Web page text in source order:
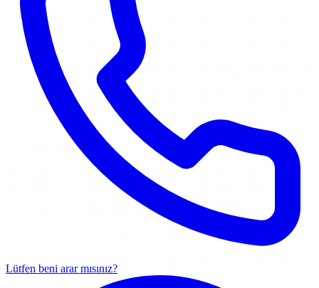
Lütfen beni arar mısınız?